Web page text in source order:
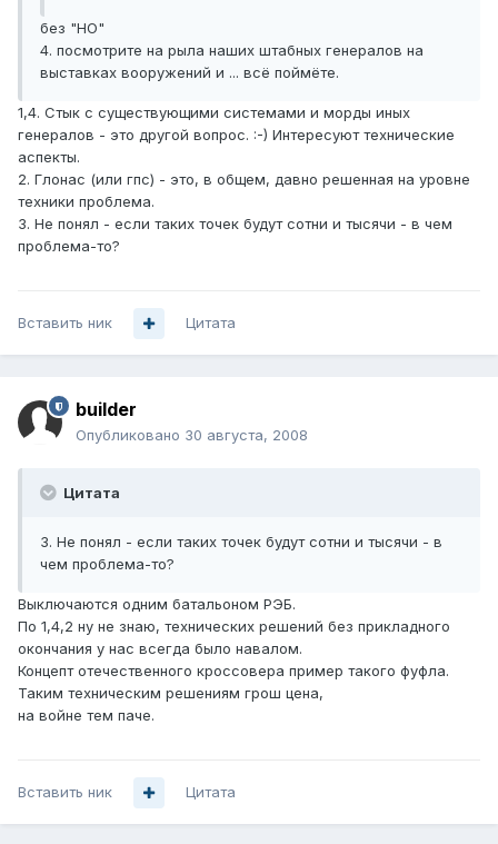
без "НО"
4. посмотрите на рыла наших штабных генералов на
выставках вооружений и ... всё поймёте.
1,4. Стык с существующими системами и морды иных
генералов - это другой вопрос. :-) Интересуют технические
аспекты.
2. Глонас (или гпс) - это, в общем, давно решенная на уровне
техники проблема.
3. Не понял - если таких точек будут сотни и тысячи - в чем
проблема-то?
Вставить ник Цитата
builder
Опубликовано 30 августа, 2008
Цитата
3. Не понял - если таких точек будут сотни и тысячи - в
чем проблема-то?
Выключаются одним батальоном РЭБ.
По 1,4,2 ну не знаю, технических решений без прикладного
окончания у нас всегда было навалом.
Концепт отечественного кроссовера пример такого фуфла.
Таким техническим решениям грош цена,
на войне тем паче.
Вставить ник Цитата